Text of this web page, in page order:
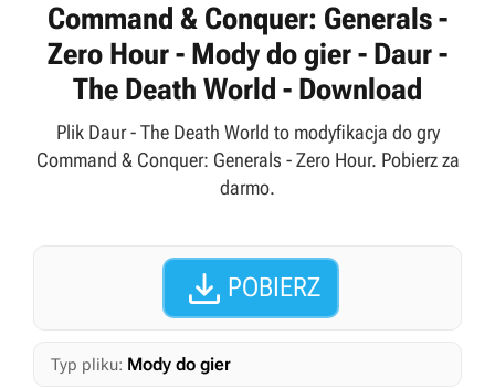
Command & Conquer: Generals -
Zero Hour - Mody do gier - Daur -
The Death World - Download
Plik Daur - The Death World to modyfikacja do gry
Command & Conquer: Generals - Zero Hour. Pobierz za
darmo.
 POBIERZ
Typ pliku: Mody do gier